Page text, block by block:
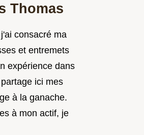
Thomas
consacré ma
et entremets
expérience dans
ici mes
à la ganache.
à mon actif, je